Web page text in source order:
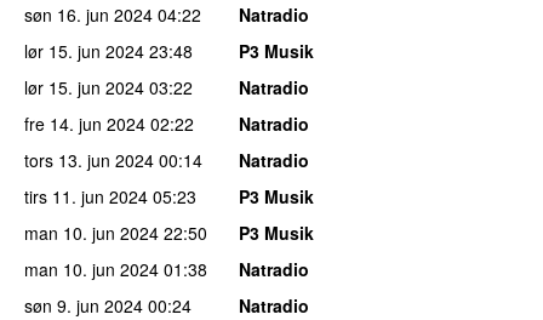
søn 16. jun 2024 04:22
Natradio
lør 15. jun 2024 23:48
P3 Musik
lør 15. jun 2024 03:22
Natradio
fre 14. jun 2024 02:22
Natradio
tors 13. jun 2024 00:14
Natradio
tirs 11. jun 2024 05:23
P3 Musik
man 10. jun 2024 22:50
P3 Musik
man 10. jun 2024 01:38
Natradio
søn 9. jun 2024 00:24
Natradio